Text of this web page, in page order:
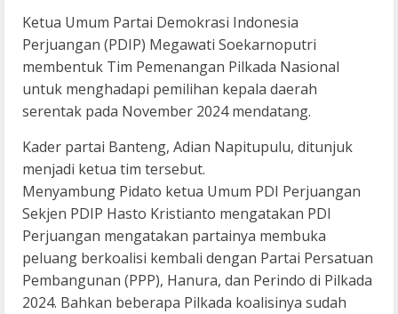
Ketua Umum Partai Demokrasi Indonesia
Perjuangan (PDIP) Megawati Soekarnoputri
membentuk Tim Pemenangan Pilkada Nasional
untuk menghadapi pemilihan kepala daerah
serentak pada November 2024 mendatang.
Kader partai Banteng, Adian Napitupulu, ditunjuk
menjadi ketua tim tersebut.
Menyambung Pidato ketua Umum PDI Perjuangan
Sekjen PDIP Hasto Kristianto mengatakan PDI
Perjuangan mengatakan partainya membuka
peluang berkoalisi kembali dengan Partai Persatuan
Pembangunan (PPP), Hanura, dan Perindo di Pilkada
2024. Bahkan beberapa Pilkada koalisinya sudah